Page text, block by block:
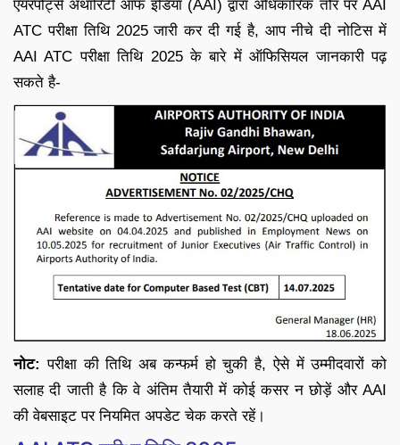
एयरपोर्ट्स अथॉरिटी ऑफ इंडिया (AAI) द्वारा अधिकारिक तौर पर AAI
ATC परीक्षा तिथि 2025 जारी कर दी गई है, आप नीचे दी नोटिस में
AAI ATC परीक्षा तिथि 2025 के बारे में ऑफिसियल जानकारी पढ़
सकते है-
नोट: परीक्षा की तिथि अब कन्फर्म हो चुकी है, ऐसे में उम्मीदवारों को
सलाह दी जाती है कि वे अंतिम तैयारी में कोई कसर न छोड़ें और AAI
की वेबसाइट पर नियमित अपडेट चेक करते रहें।